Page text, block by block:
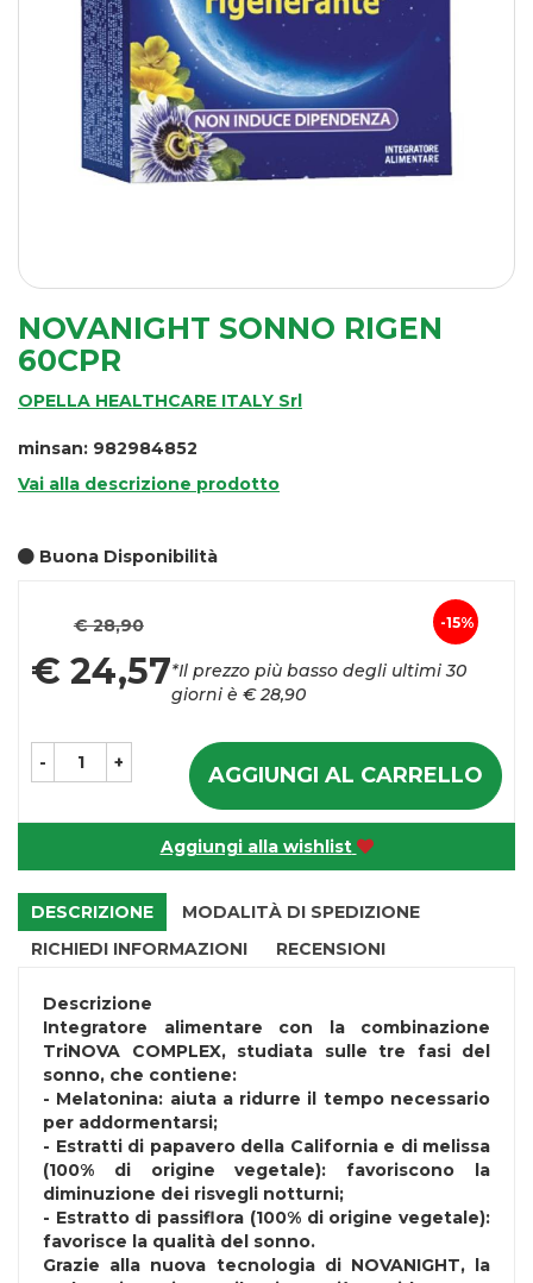
NOVANIGHT SONNO RIGEN
60CPR
OPELLA HEALTHCARE ITALY Srl
minsan: 982984852
Vai alla descrizione prodotto
Buona Disponibilità
Sconto
del
15%
€ 28,90
Prezzo
scontato
€ 24,57*Il prezzo più basso degli ultimi 30
giorni è € 28,90
- + AGGIUNGI AL CARRELLO
Aggiungi alla wishlist
DESCRIZIONE
MODALITÀ DI SPEDIZIONE
RICHIEDI INFORMAZIONI
RECENSIONI
Descrizione
Integratore alimentare con la combinazione
TriNOVA COMPLEX, studiata sulle tre fasi del
sonno, che contiene:
- Melatonina: aiuta a ridurre il tempo necessario
per addormentarsi;
- Estratti di papavero della California e di melissa
(100% di origine vegetale): favoriscono la
diminuzione dei risvegli notturni;
- Estratto di passiflora (100% di origine vegetale):
favorisce la qualità del sonno.
Grazie alla nuova tecnologia di NOVANIGHT, la